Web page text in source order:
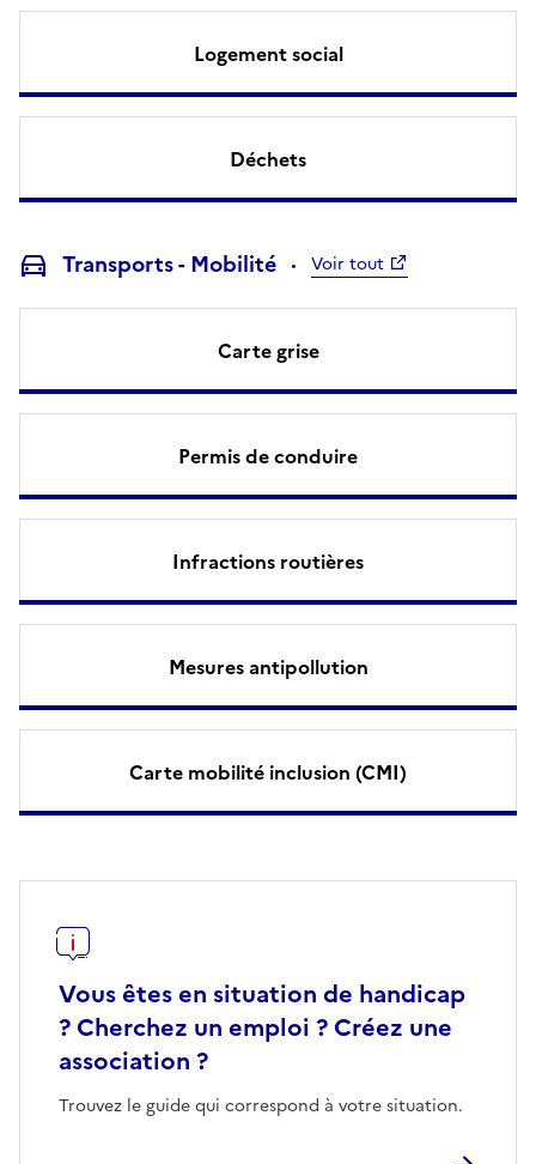
Logement social
Déchets
Transports - Mobilité Voir tout
Carte grise
Permis de conduire
Infractions routières
Mesures antipollution
Carte mobilité inclusion (CMI)
Vous êtes en situation de handicap
? Cherchez un emploi ? Créez une
association ?
Trouvez le guide qui correspond à votre situation.